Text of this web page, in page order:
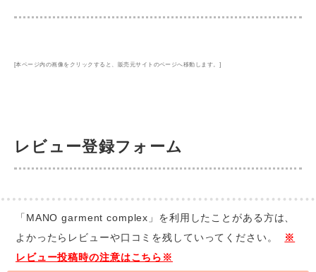
[本ページ内の画像をクリックすると、販売元サイトのページへ移動します。]
レビュー登録フォーム
「MANO garment complex」を利用したことがある方は、
よかったらレビューや口コミを残していってください。
※
レビュー投稿時の注意はこちら※